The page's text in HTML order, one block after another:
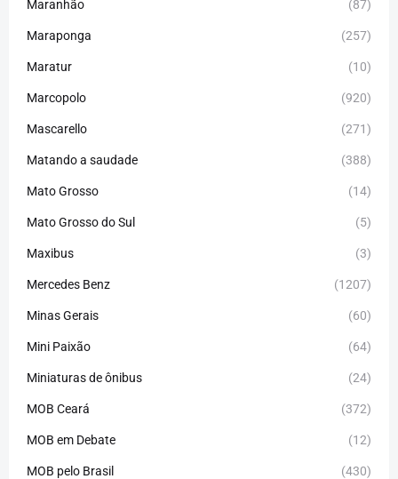
Maranhão (87)
Maraponga (257)
Maratur (10)
Marcopolo (920)
Mascarello (271)
Matando a saudade (388)
Mato Grosso (14)
Mato Grosso do Sul (5)
Maxibus (3)
Mercedes Benz (1207)
Minas Gerais (60)
Mini Paixão (64)
Miniaturas de ônibus (24)
MOB Ceará (372)
MOB em Debate (12)
MOB pelo Brasil (430)